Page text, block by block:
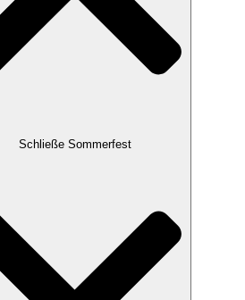
Schließe Sommerfest